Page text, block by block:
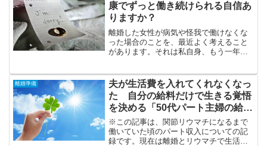
康でずっと働き続けられる自信あ
りますか？
離婚した女性が病気や怪我で働けなくな
った場合のことを、最近よく考えること
があります。それは私自身、もう一年も
や怪我で働けなくなったら男性は正社員
の人が大半だと思うし、正...
離婚準備
夫が生活費を入れてくれなくなっ
た 自分の給料だけで生きる覚悟
を決める「50代パート主婦の給料
明細2018年1月分」
※この記事は、関節リウマチになるまで
働いていた頃のパート収入についての記
録です。現在は離婚とリウマチで生活ス